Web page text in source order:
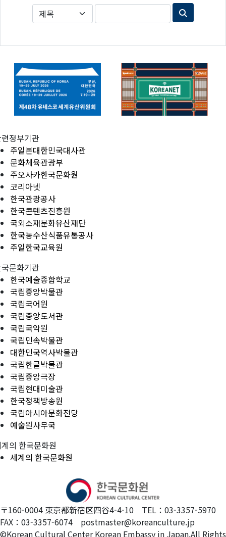
정부기관
주일본대한민국대사관
문화체육관광부
주오사카한국문화원
코리아넷
한국관광공사
한국콘텐츠진흥원
국외소재문화유산재단
한국농수산식품유통공사
주일한국교육원
문화기관
한국예술종합학교
국립중앙박물관
국립국어원
국립중앙도서관
국립국악원
국립민속박물관
대한민국역사박물관
국립한글박물관
국립중앙극장
국립현대미술관
한국정책방송원
국립아시아문화전당
예술원사무국
의 한국문화원
세계의 한국문화원
〒160-0004 東京都新宿区四谷4-4-10 TEL：03-3357-5970
FAX：03-3357-6074 postmaster@koreanculture.jp
©Korean Cultural Center Korean Embassy in Japan.All Rights